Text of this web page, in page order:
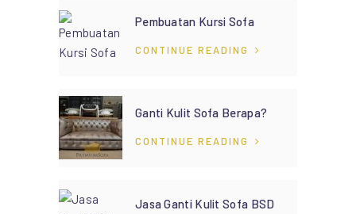
Pembuatan Kursi Sofa
CONTINUE READING
Ganti Kulit Sofa Berapa?
CONTINUE READING
Jasa Ganti Kulit Sofa BSD